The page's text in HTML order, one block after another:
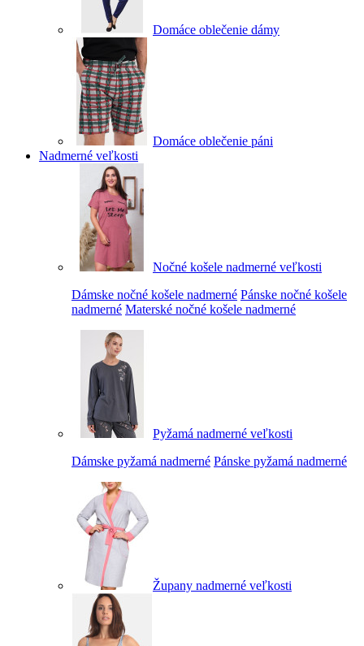
Domáce oblečenie dámy
Domáce oblečenie páni
Nadmerné veľkosti
Nočné košele nadmerné veľkosti
Dámske nočné košele nadmerné Pánske nočné košele
nadmerné Materské nočné košele nadmerné
Pyžamá nadmerné veľkosti
Dámske pyžamá nadmerné Pánske pyžamá nadmerné
Župany nadmerné veľkosti